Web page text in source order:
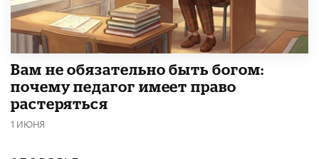
​Вам не обязательно быть богом:
почему педагог имеет право
растеряться
1 ИЮНЯ